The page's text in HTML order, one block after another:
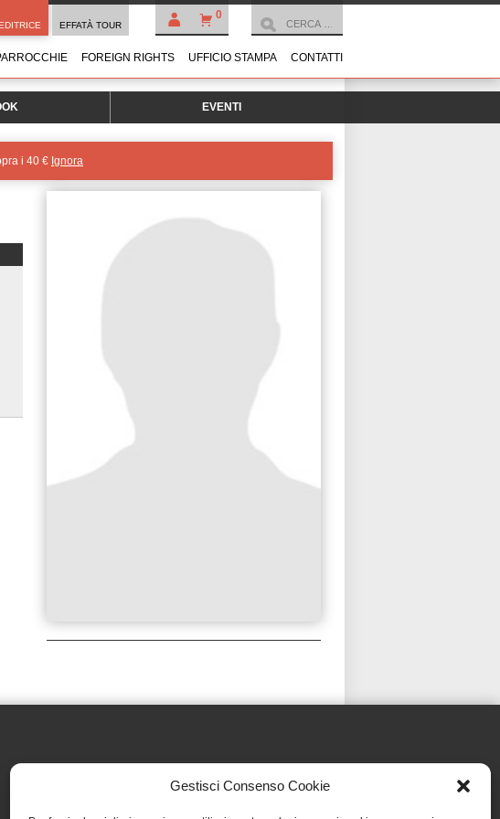
Gestisci Consenso Cookie
0
EFFATÀ TOUR
FOREIGN RIGHTS UFFICIO STAMPA CONTATTI
EVENTI
i 40 € Ignora